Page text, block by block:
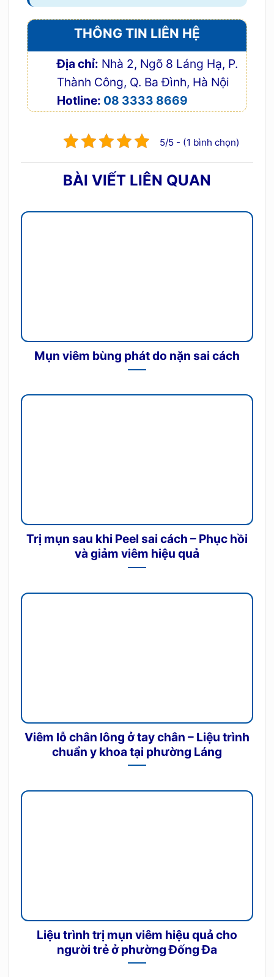
THÔNG TIN LIÊN HỆ
Địa chỉ: Nhà 2, Ngõ 8 Láng Hạ, P.
Thành Công, Q. Ba Đình, Hà Nội
Hotline: 08 3333 8669
5/5 - (1 bình chọn)
BÀI VIẾT LIÊN QUAN
Mụn viêm bùng phát do nặn sai cách
Trị mụn sau khi Peel sai cách – Phục hồi
và giảm viêm hiệu quả
Viêm lỗ chân lông ở tay chân – Liệu trình
chuẩn y khoa tại phường Láng
Liệu trình trị mụn viêm hiệu quả cho
người trẻ ở phường Đống Đa